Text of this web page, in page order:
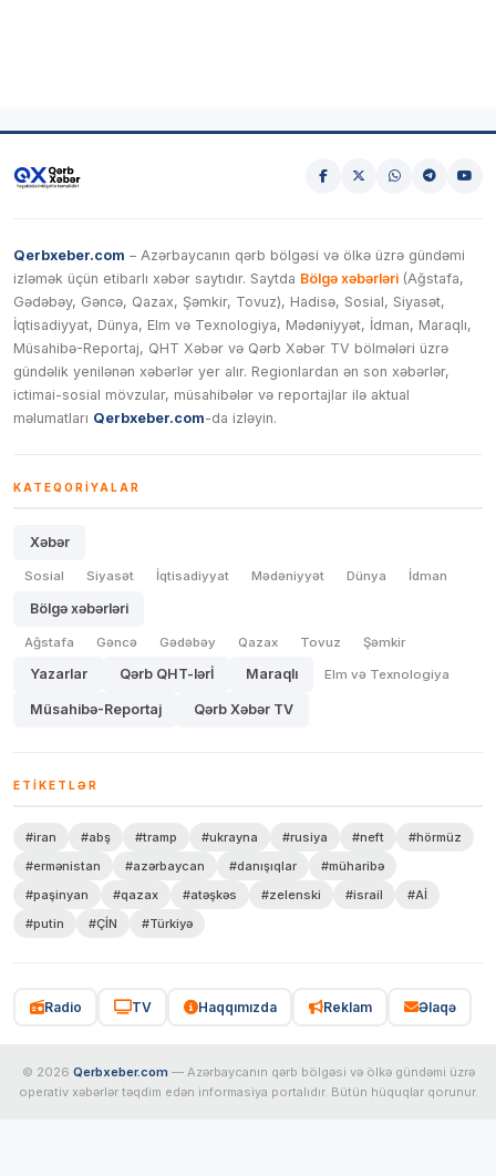
Qerbxeber.com – Azərbaycanın qərb bölgəsi və ölkə üzrə gündəmi
izləmək üçün etibarlı xəbər saytıdır. Saytda Bölgə xəbərləri (Ağstafa,
Gədəbəy, Gəncə, Qazax, Şəmkir, Tovuz), Hadisə, Sosial, Siyasət,
İqtisadiyyat, Dünya, Elm və Texnologiya, Mədəniyyət, İdman, Maraqlı,
Müsahibə-Reportaj, QHT Xəbər və Qərb Xəbər TV bölmələri üzrə
gündəlik yenilənən xəbərlər yer alır. Regionlardan ən son xəbərlər,
ictimai-sosial mövzular, müsahibələr və reportajlar ilə aktual
məlumatları Qerbxeber.com-da izləyin.
KATEQORIYALAR
Xəbər
Sosial Siyasət İqtisadiyyat Mədəniyyət Dünya İdman
Bölgə xəbərləri
Ağstafa Gəncə Gədəbəy Qazax Tovuz Şəmkir
Yazarlar Qərb QHT-lərİ Maraqlı Elm və Texnologiya
Müsahibə-Reportaj Qərb Xəbər TV
ETIKETLƏR
#iran #abş #tramp #ukrayna #rusiya #neft
#hörmüz
#ermənistan
#azərbaycan #danışıqlar
#müharibə
#paşinyan
#qazax #atəşkəs #zelenski #israil
#Aİ
#putin
#ÇİN #Türkiyə
Radio TV Haqqımızda Reklam Əlaqə
© 2026 Qerbxeber.com — Azərbaycanın qərb bölgəsi və ölkə gündəmi üzrə
operativ xəbərlər təqdim edən informasiya portalıdır. Bütün hüquqlar qorunur.